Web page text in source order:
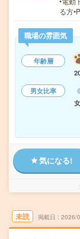
る方
職場の雰囲気
年齢層
男女比率
気になる!
未読 掲載日 2026/